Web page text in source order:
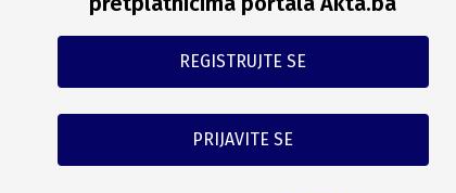
REGISTRUJTE SE
PRIJAVITE SE